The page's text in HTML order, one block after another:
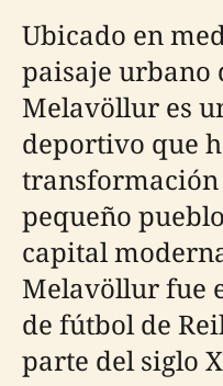
Ubicado en
paisaje urbano
Melavöllur es
deportivo que
pequeño
capital
Melavöllur fue
de fútbol de
parte del siglo